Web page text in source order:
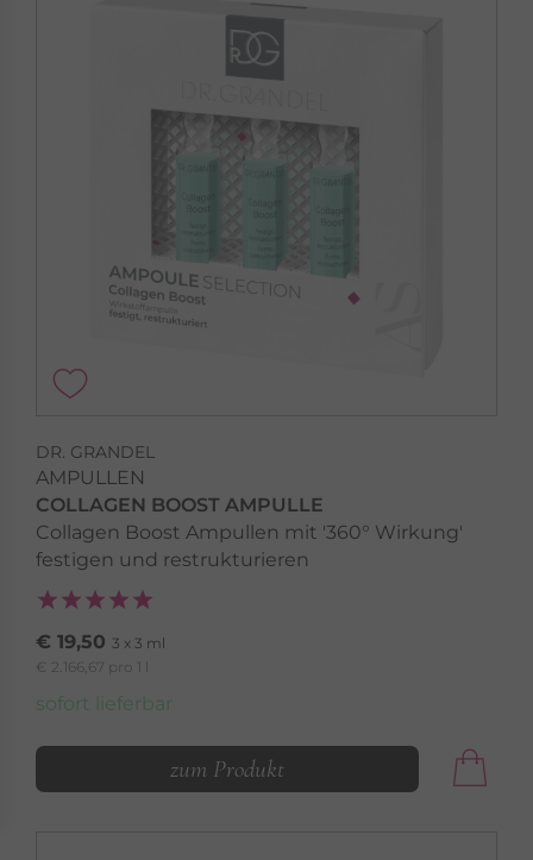
DR. GRANDEL
AMPULLEN
COLLAGEN BOOST AMPULLE
Collagen Boost Ampullen mit '360° Wirkung'
festigen und restrukturieren
€ 19,50 3 x 3 ml
€ 2.166,67 pro 1 l
sofort lieferbar
zum Produkt